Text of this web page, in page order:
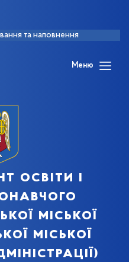
та наповнення
Меню
освіти і
міської
міської